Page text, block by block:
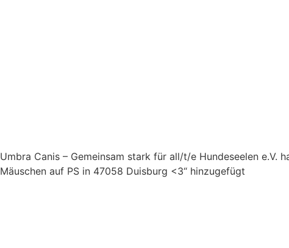
Umbra Canis – Gemeinsam stark für all/t/e Hundeseelen e.V.
Mäuschen auf PS in 47058 Duisburg <3“ hinzugefügt